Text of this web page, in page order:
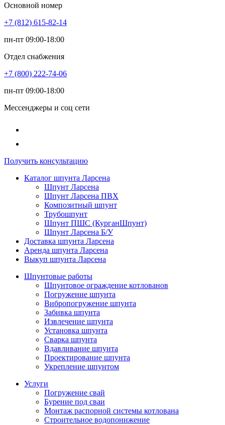
Основной номер
+7 (812) 615-82-14
пн-пт 09:00-18:00
Отдел снабжения
+7 (800) 222-74-06
пн-пт 09:00-18:00
Мессенджеры и соц сети
Получить консультацию
Каталог шпунта Ларсена
Шпунт Ларсена
Шпунт Ларсена ПВХ
Композитный шпунт
Трубошпунт
Шпунт ПШС (КурганШпунт)
Шпунт Ларсена Б/У
Доставка шпунта Ларсена
Аренда шпунта Ларсена
Выкуп шпунта Ларсена
Шпунтовые работы
Шпунтовое ограждение котлованов
Погружение шпунта
Вибропогружение шпунта
Забивка шпунта
Извлечение шпунта
Установка шпунта
Сварка шпунта
Вдавливание шпунта
Проектирование шпунта
Укрепление шпунтом
Услуги
Погружение свай
Бурение под сваи
Монтаж распорной системы котлована
Строительное водопонижение